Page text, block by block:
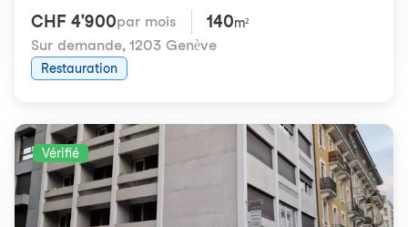
CHF 4'900par mois 140m²
Sur demande, 1203 Genève
Restauration
Vérifié